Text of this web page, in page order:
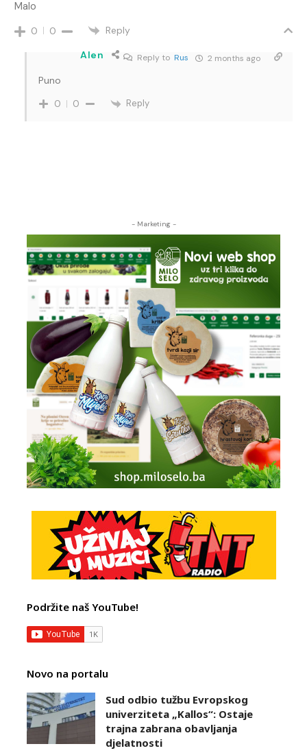
Malo
0 0 Reply
Alen Reply to Rus 2 months ago
Puno
0 0 Reply
- Marketing -
Podržite naš YouTube!
Novo na portalu
Sud odbio tužbu Evropskog
univerziteta „Kallos“: Ostaje
trajna zabrana obavljanja
djelatnosti